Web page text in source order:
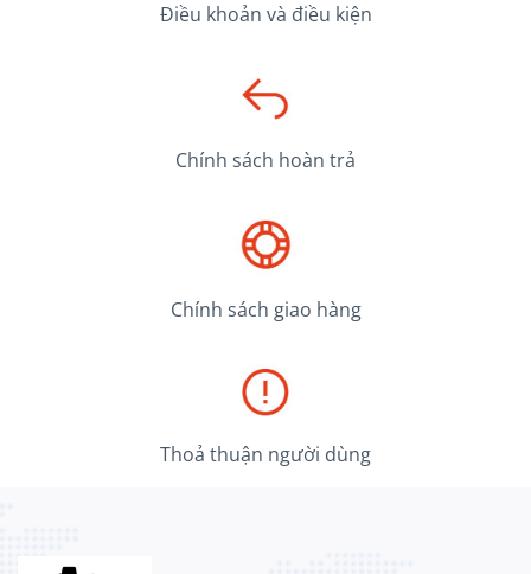
Điều khoản và điều kiện
Chính sách hoàn trả
Chính sách giao hàng
Thoả thuận người dùng